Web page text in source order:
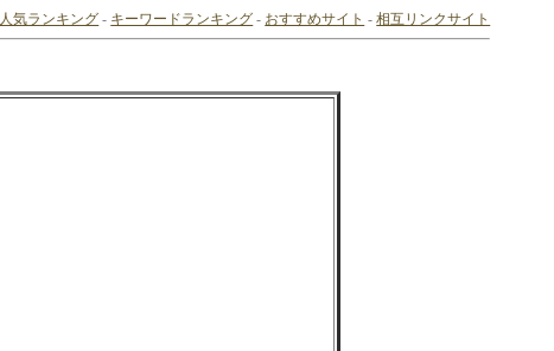
人気ランキング - キーワードランキング - おすすめサイト -相互リンクサイト